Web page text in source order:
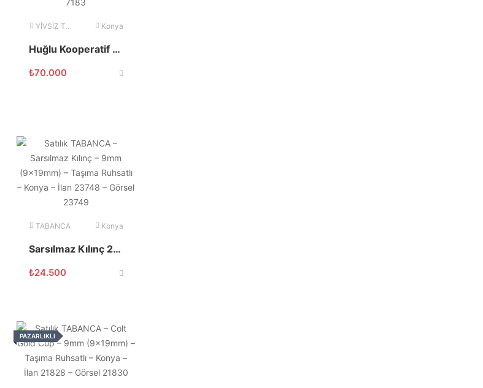
YİVSİZ TÜFEK Konya
Huğlu Kooperatif Çifte
₺70.000
TABANCA Konya
Sarsılmaz Kılınç 2000 Light İşlemeli 9×19
₺24.500
PAZARLIKLI